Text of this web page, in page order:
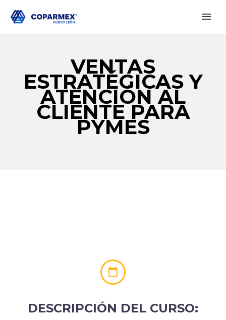
VENTAS
ESTRATÉGICAS Y
ATENCIÓN AL
CLIENTE PARA
PYMES


DESCRIPCIÓN DEL CURSO: